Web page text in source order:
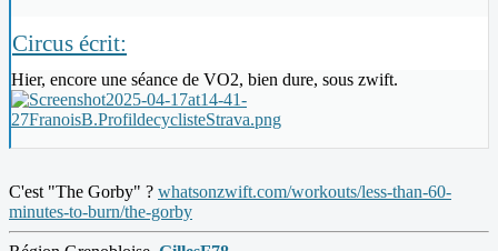
Circus écrit:
Hier, encore une séance de VO2, bien dure, sous zwift.
C'est "The Gorby" ? whatsonzwift.com/workouts/less-than-60-
minutes-to-burn/the-gorby